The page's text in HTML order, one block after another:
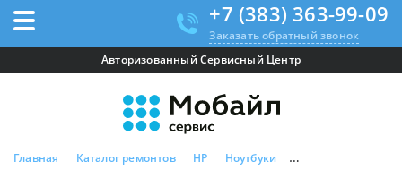
+7 (383) 363-99-09
Заказать обратный звонок
Авторизованный Сервисный Центр
Главная Каталог ремонтов HP Ноутбуки HP 15s-fq2026ur